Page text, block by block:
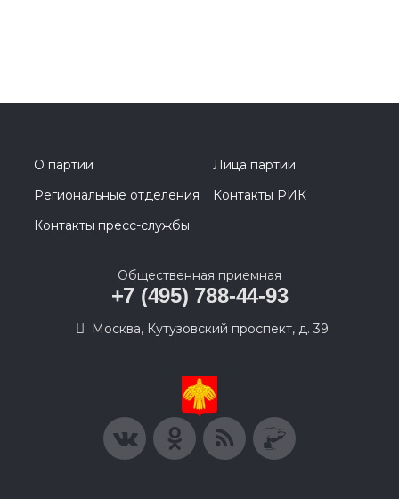
О партии
Лица партии
Региональные отделения
Контакты РИК
Контакты пресс-службы
Общественная приемная
+7 (495) 788-44-93
Москва, Кутузовский проспект, д. 39